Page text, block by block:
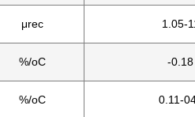
μrec 1.05-
%/oC -0.18
%/oC 0.11-